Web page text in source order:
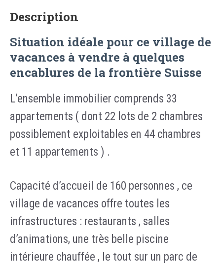
Description
Situation idéale pour ce village de
vacances à vendre à quelques
encablures de la frontière Suisse
L’ensemble immobilier comprends 33
appartements ( dont 22 lots de 2 chambres
possiblement exploitables en 44 chambres
et 11 appartements ) .
Capacité d’accueil de 160 personnes , ce
village de vacances offre toutes les
infrastructures : restaurants , salles
d’animations, une très belle piscine
intérieure chauffée , le tout sur un parc de